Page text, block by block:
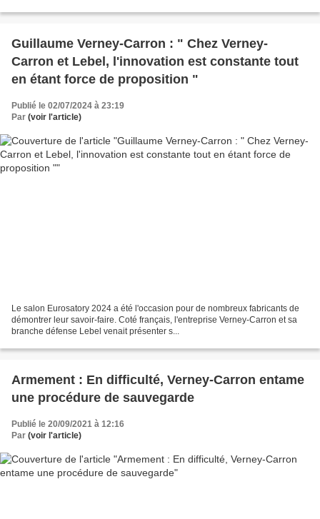
Guillaume Verney-Carron : " Chez Verney-
Carron et Lebel, l'innovation est constante tout
en étant force de proposition "
Publié le 02/07/2024 à 23:19
Par (voir l'article)
Le salon Eurosatory 2024 a été l'occasion pour de nombreux fabricants de
démontrer leur savoir-faire. Coté français, l'entreprise Verney-Carron et sa
branche défense Lebel venait présenter s...
Armement : En difficulté, Verney-Carron entame
une procédure de sauvegarde
Publié le 20/09/2021 à 12:16
Par (voir l'article)